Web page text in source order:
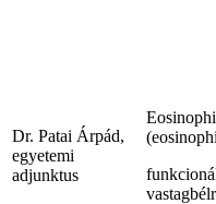
Dr. Patai Árpád,
egyetemi
adjunktus